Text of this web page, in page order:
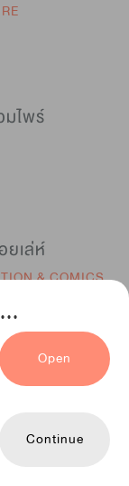
Open
Continue
มไพร์
เล่ห์
& COMICS
ลา